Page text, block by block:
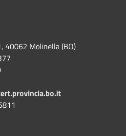
40062 Molinella (BO)